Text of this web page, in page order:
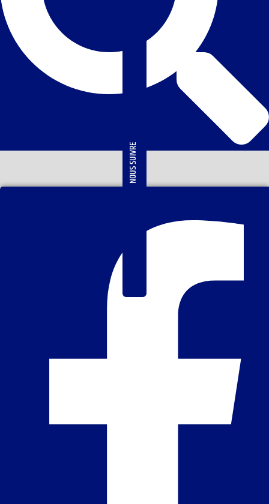
NOUS SUIVRE